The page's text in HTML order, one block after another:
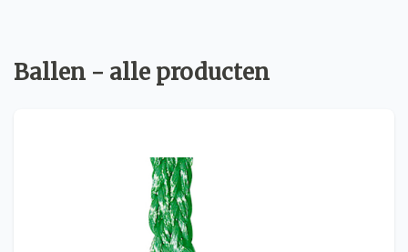
Ballen - alle producten